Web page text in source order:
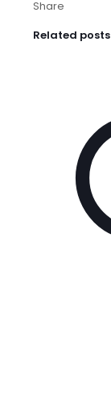
Share
Related posts